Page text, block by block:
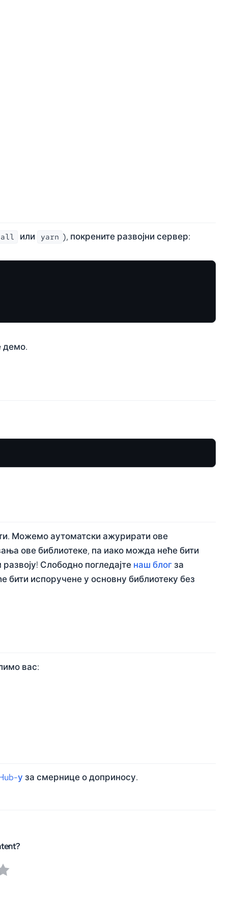
или yarn ), покрените развојни сервер:
демо.
Можемо аутоматски ажурирати ове
ове библиотеке, па иако можда неће бити
Слободно погледајте наш блогза
бити испоручене у основну библиотеку без
вас:
у за смернице о доприносу.